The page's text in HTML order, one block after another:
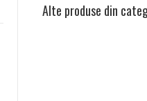
Alte produse din